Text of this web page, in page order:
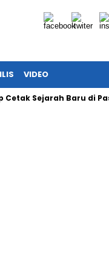
VIDEO
Cetak Sejarah Baru di